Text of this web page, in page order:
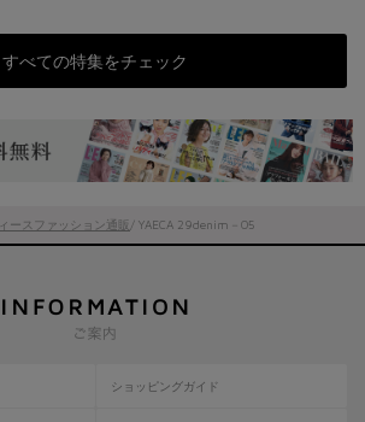
すべての特集をチェック
ィースファッション通販 / YAECA 29denim－05
ショッピングガイド